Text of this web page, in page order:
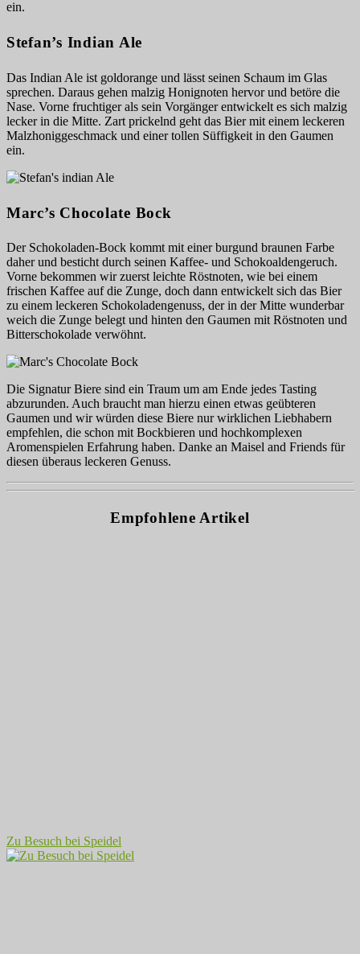
ein.
Stefan’s Indian Ale
Das Indian Ale ist goldorange und lässt seinen Schaum im Glas
sprechen. Daraus gehen malzig Honignoten hervor und betöre die
Nase. Vorne fruchtiger als sein Vorgänger entwickelt es sich malzig
lecker in die Mitte. Zart prickelnd geht das Bier mit einem leckeren
Malzhoniggeschmack und einer tollen Süffigkeit in den Gaumen
ein.
Marc’s Chocolate Bock
Der Schokoladen-Bock kommt mit einer burgund braunen Farbe
daher und besticht durch seinen Kaffee- und Schokoaldengeruch.
Vorne bekommen wir zuerst leichte Röstnoten, wie bei einem
frischen Kaffee auf die Zunge, doch dann entwickelt sich das Bier
zu einem leckeren Schokoladengenuss, der in der Mitte wunderbar
weich die Zunge belegt und hinten den Gaumen mit Röstnoten und
Bitterschokolade verwöhnt.
Die Signatur Biere sind ein Traum um am Ende jedes Tasting
abzurunden. Auch braucht man hierzu einen etwas geübteren
Gaumen und wir würden diese Biere nur wirklichen Liebhabern
empfehlen, die schon mit Bockbieren und hochkomplexen
Aromenspielen Erfahrung haben. Danke an Maisel and Friends für
diesen überaus leckeren Genuss.
Empfohlene Artikel
Zu Besuch bei Speidel